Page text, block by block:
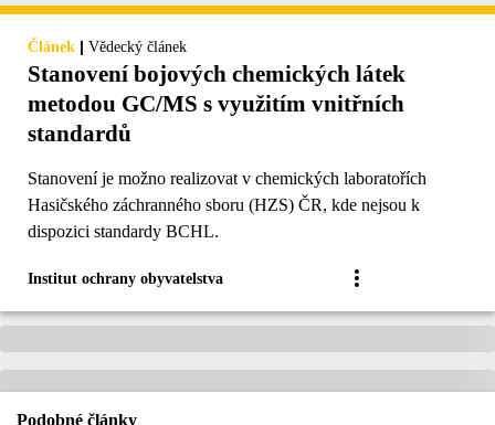
Článek | Vědecký článek
Stanovení bojových chemických látek
metodou GC/MS s využitím vnitřních
standardů
Stanovení je možno realizovat v chemických laboratořích
Hasičského záchranného sboru (HZS) ČR, kde nejsou k
dispozici standardy BCHL.
Institut ochrany obyvatelstva
Podobné články